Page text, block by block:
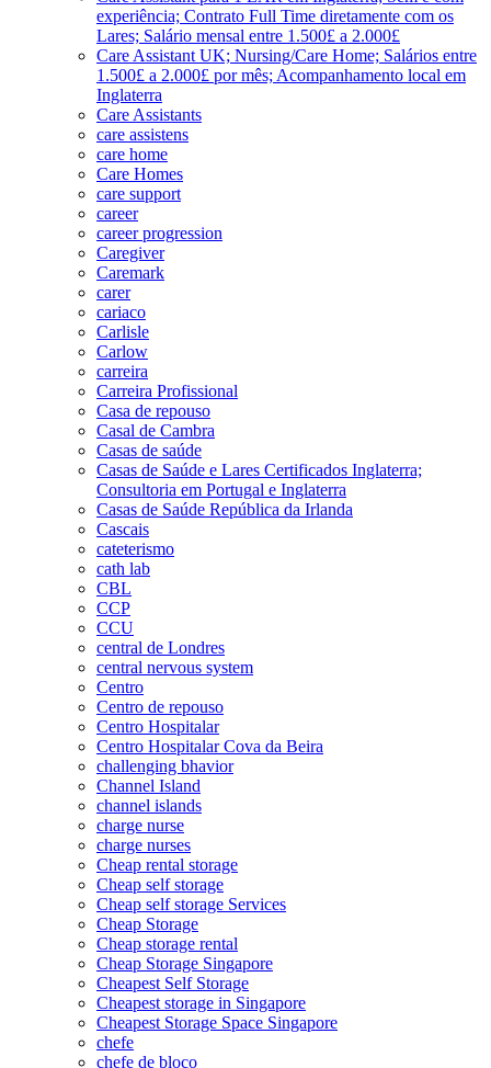
experiência; Contrato Full Time diretamente com os
Lares; Salário mensal entre 1.500£ a 2.000£
Care Assistant UK; Nursing/Care Home; Salários entre
1.500£ a 2.000£ por mês; Acompanhamento local em
Inglaterra
Care Assistants
care assistens
care home
Care Homes
care support
career
career progression
Caregiver
Caremark
carer
cariaco
Carlisle
Carlow
carreira
Carreira Profissional
Casa de repouso
Casal de Cambra
Casas de saúde
Casas de Saúde e Lares Certificados Inglaterra;
Consultoria em Portugal e Inglaterra
Casas de Saúde República da Irlanda
Cascais
cateterismo
cath lab
CBL
CCP
CCU
central de Londres
central nervous system
Centro
Centro de repouso
Centro Hospitalar
Centro Hospitalar Cova da Beira
challenging bhavior
Channel Island
channel islands
charge nurse
charge nurses
Cheap rental storage
Cheap self storage
Cheap self storage Services
Cheap Storage
Cheap storage rental
Cheap Storage Singapore
Cheapest Self Storage
Cheapest storage in Singapore
Cheapest Storage Space Singapore
chefe
chefe de bloco